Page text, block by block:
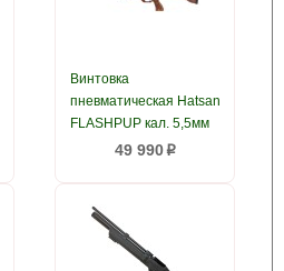
Винтовка
пневматическая Hatsan
FLASHPUP кал. 5,5мм
49 990p